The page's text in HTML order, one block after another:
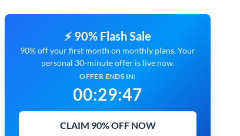
⚡ 90% Flash Sale
90% off your first month on monthly plans. Your
personal 30-minute offer is live now.
OFFER ENDS IN:
00:29:45
CLAIM 90% OFF NOW